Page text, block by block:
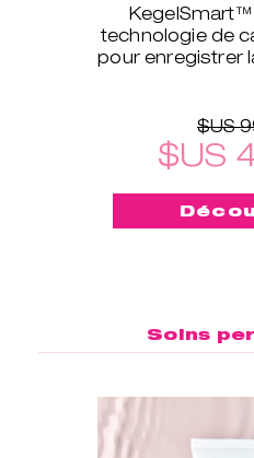
KegelSmart™
technologie de
pour enregistrer
$US
$US
Soins